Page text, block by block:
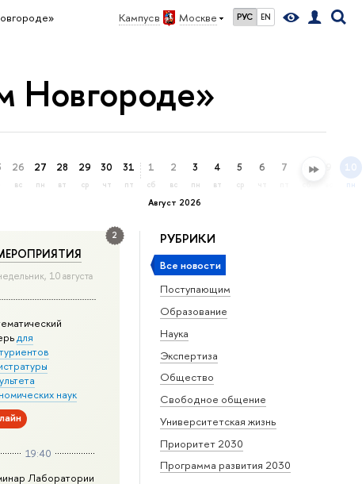
Кампус в Москве РУС EN
26
вс
27
пн
28
вт
29
ср
30
чт
31
пт
Август 2026
1
сб
2
вс
3
пн
4
вт
5
ср
6 7 8 10
пн
РУБРИКИ
Все новости
Поступающим
Образование
Наука
Экспертиза
Общество
Свободное общение
Университетская жизнь
Приоритет 2030
Программа развития 2030
2
10 августа
для
наук
19:40
Лаборатории